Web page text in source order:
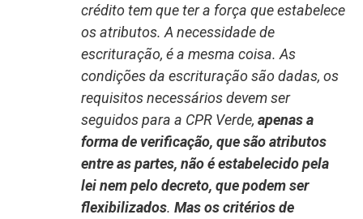
crédito tem que ter a força que estabelece
os atributos. A necessidade de
escrituração, é a mesma coisa. As
condições da escrituração são dadas, os
requisitos necessários devem ser
seguidos para a CPR Verde, apenas a
forma de verificação, que são atributos
entre as partes, não é estabelecido pela
lei nem pelo decreto, que podem ser
flexibilizados. Mas os critérios de